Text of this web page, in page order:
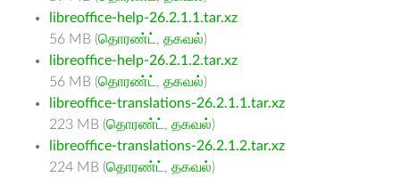
libreoffice-help-26.2.1.1.tar.xz
56 MB (தொரண்ட் , தகவல்)
libreoffice-help-26.2.1.2.tar.xz
56 MB (தொரண்ட் , தகவல்)
libreoffice-translations-26.2.1.1.tar.xz
223 MB (தொரண்ட் , தகவல்)
libreoffice-translations-26.2.1.2.tar.xz
224 MB (தொரண்ட் , தகவல்)